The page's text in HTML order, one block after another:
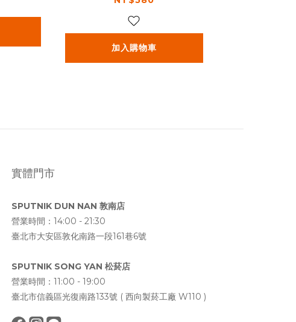
加入購物車
實體門市
SPUTNIK DUN NAN 敦南店
營業時間：14:00 - 21:30
臺北市大安區敦化南路一段161巷6號
SPUTNIK SONG YAN 松菸店
營業時間：11:00 - 19:00
臺北市信義區光復南路133號 ( 西向製菸工廠 W110 )